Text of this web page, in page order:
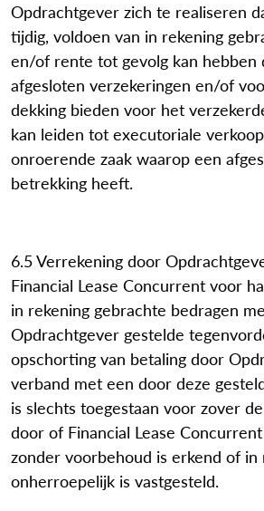
Opdrachtgever zich te realiseren
tijdig, voldoen van in rekening
en/of rente tot gevolg kan hebben
afgesloten verzekeringen en/of
dekking bieden voor het
kan leiden tot executoriale
onroerende zaak waarop een
betrekking heeft.
6.5 Verrekening door
Financial Lease Concurrent voor
in rekening gebrachte bedragen
Opdrachtgever gestelde
opschorting van betaling door
verband met een door deze
is slechts toegestaan voor zover
door of Financial Lease
zonder voorbehoud is erkend of in
onherroepelijk is vastgesteld.